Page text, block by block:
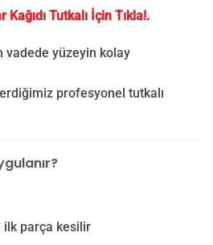
Kağıdı Tutkalı İçin Tıkla!.
vadede yüzeyin kolay
profesyonel tutkalı
ilk parça kesilir